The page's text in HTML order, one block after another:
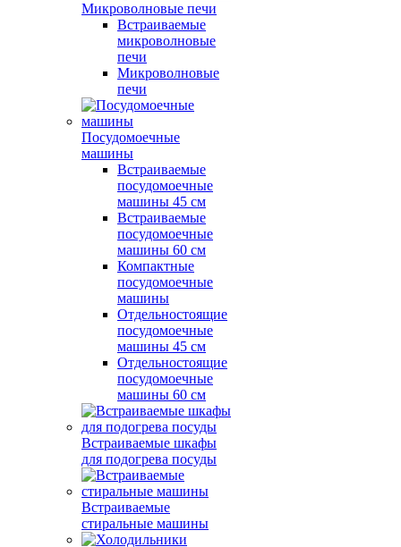
Микроволновые печи
Встраиваемые
микроволновые
печи
Микроволновые
печи
Посудомоечные
машины
Встраиваемые
посудомоечные
машины 45 см
Встраиваемые
посудомоечные
машины 60 см
Компактные
посудомоечные
машины
Отдельностоящие
посудомоечные
машины 45 см
Отдельностоящие
посудомоечные
машины 60 см
Встраиваемые шкафы
для подогрева посуды
Встраиваемые
стиральные машины